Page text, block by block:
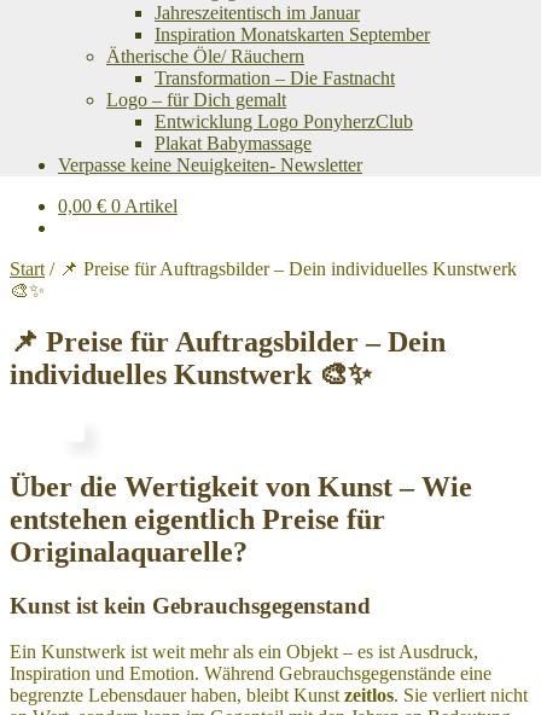
Jahreszeitentisch im Januar
Inspiration Monatskarten September
Ätherische Öle/ Räuchern
Transformation – Die Fastnacht
Logo – für Dich gemalt
Entwicklung Logo PonyherzClub
Plakat Babymassage
Verpasse keine Neuigkeiten- Newsletter
0,00 € 0 Artikel
Start / 📌 Preise für Auftragsbilder – Dein individuelles Kunstwerk
🎨✨
📌 Preise für Auftragsbilder – Dein
individuelles Kunstwerk 🎨✨
Über die Wertigkeit von Kunst – Wie
entstehen eigentlich Preise für
Originalaquarelle?
Kunst ist kein Gebrauchsgegenstand
Ein Kunstwerk ist weit mehr als ein Objekt – es ist Ausdruck,
Inspiration und Emotion. Während Gebrauchsgegenstände eine
begrenzte Lebensdauer haben, bleibt Kunst zeitlos. Sie verliert nicht